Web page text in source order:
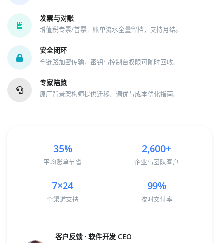
发票与对账
增值税专票/普票，账单流水全量留档，支持月结。
安全闭环
全链路加密传输，密钥与控制台权限可随时回收。
专家陪跑
原厂背景架构师提供迁移、调优与成本优化指南。
35%
平均账单节省
2,600+
企业与团队客户
7×24
全渠道支持
99%
按时交付率
客户反馈 · 软件开发 CEO